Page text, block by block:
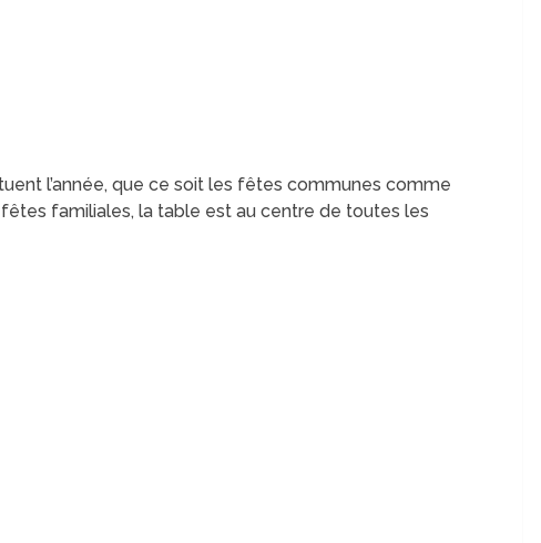
l’année, que ce soit les fêtes communes comme
familiales, la table est au centre de toutes les